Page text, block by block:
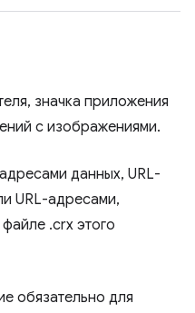
значка приложения
с изображениями.
данных, URL-
URL-адресами,
.crx этого
обязательно для